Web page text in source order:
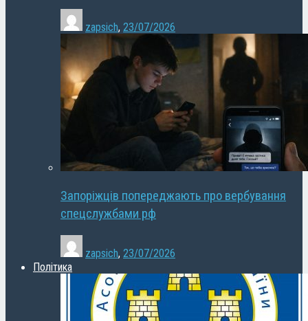
zapsich, 23/07/2026
Запоріжців попереджають про вербування
спецслужбами рф
zapsich, 23/07/2026
Політика